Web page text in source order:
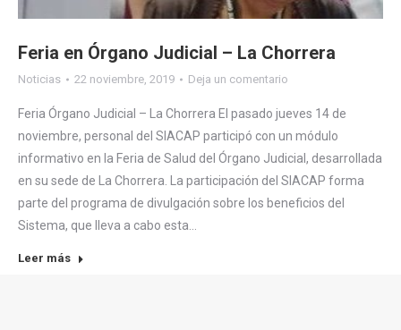
Feria en Órgano Judicial – La Chorrera
Noticias 22 noviembre, 2019 Deja un comentario
Feria Órgano Judicial – La Chorrera El pasado jueves 14 de
noviembre, personal del SIACAP participó con un módulo
informativo en la Feria de Salud del Órgano Judicial, desarrollada
en su sede de La Chorrera. La participación del SIACAP forma
parte del programa de divulgación sobre los beneficios del
Sistema, que lleva a cabo esta…
Leer más